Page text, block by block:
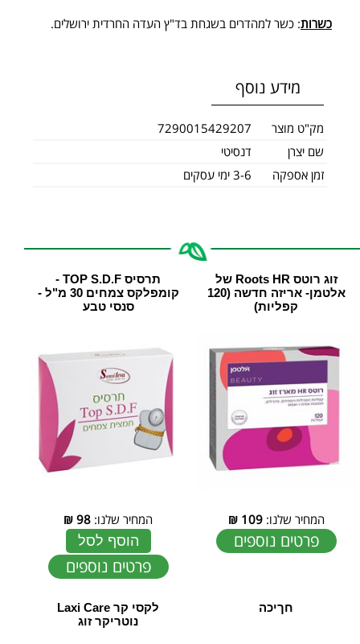
כשרות: כשר למהדרים בשגחת בד"ץ העדה החרדית ירושלים.
מידע נוסף
מק"ט מוצר
7290015429207
שם יצרן
דנסיטי
זמן אספקה
3-6 ימי עסקים
זוג רוטס Roots HR של
אלטמן- אריזה חדשה (120
קפליות)
המחיר שלנו:109
₪
פרטים נוספים
תרסיס TOP S.D.F -
קומפלקס צמחים 30 מ"ל -
סנסי טבע
המחיר שלנו: 98
₪
הוסף לסל
פרטים נוספים
חךיכה
לקסי קר Laxi Care
נוטריקר זוג